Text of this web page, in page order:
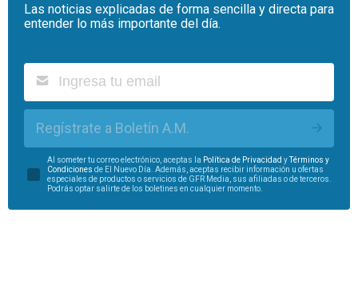
Las noticias explicadas de forma sencilla y directa para
entender lo más importante del día.
Regístrate a Boletín A.M.
Al someter tu correo electrónico, aceptas la Política de Privacidad yTérminos y
Condiciones de El Nuevo Día. Además, aceptas recibir información u ofertas
especiales de productos o servicios de GFR Media, sus afiliadas o de terceros.
Podrás optar salirte de los boletines en cualquier momento.